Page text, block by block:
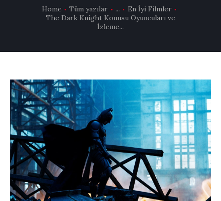
Home Tüm yazılar ...
En İyi Filmler
The Dark Knight Konusu Oyuncuları ve
İzleme...
DAHA FAZLASI